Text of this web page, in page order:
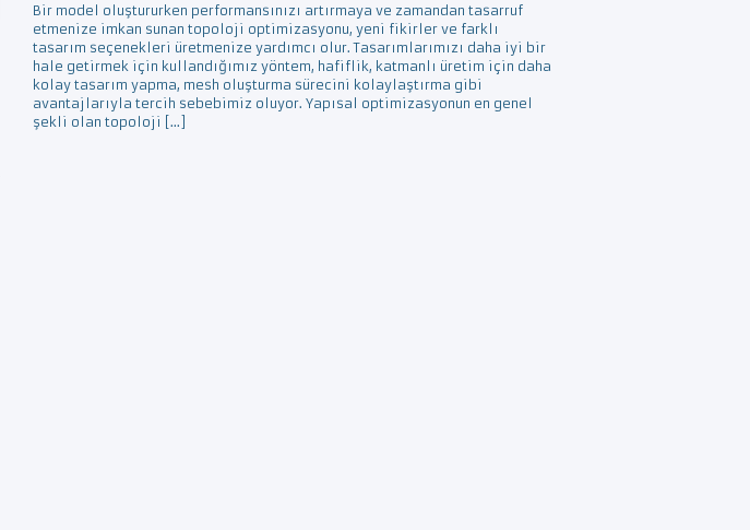
Bir model oluştururken performansınızı artırmaya ve zamandan tasarruf
etmenize imkan sunan topoloji optimizasyonu, yeni fikirler ve farklı
tasarım seçenekleri üretmenize yardımcı olur. Tasarımlarımızı daha iyi bir
hale getirmek için kullandığımız yöntem, hafiflik, katmanlı üretim için daha
kolay tasarım yapma, mesh oluşturma sürecini kolaylaştırma gibi
avantajlarıyla tercih sebebimiz oluyor. Yapısal optimizasyonun en genel
şekli olan topoloji […]